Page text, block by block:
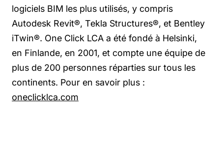
logiciels BIM les plus utilisés, y compris
Autodesk Revit®, Tekla Structures®, et Bentley
iTwin®. One Click LCA a été fondé à Helsinki,
en Finlande, en 2001, et compte une équipe de
plus de 200 personnes réparties sur tous les
continents. Pour en savoir plus :
oneclicklca.com